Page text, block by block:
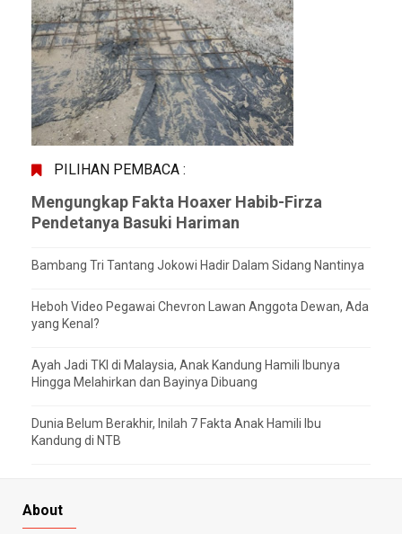
PILIHAN PEMBACA :
Mengungkap Fakta Hoaxer Habib-Firza
Pendetanya Basuki Hariman
Bambang Tri Tantang Jokowi Hadir Dalam Sidang Nantinya
Heboh Video Pegawai Chevron Lawan Anggota Dewan, Ada
yang Kenal?
Ayah Jadi TKI di Malaysia, Anak Kandung Hamili Ibunya
Hingga Melahirkan dan Bayinya Dibuang
Dunia Belum Berakhir, Inilah 7 Fakta Anak Hamili Ibu
Kandung di NTB
About